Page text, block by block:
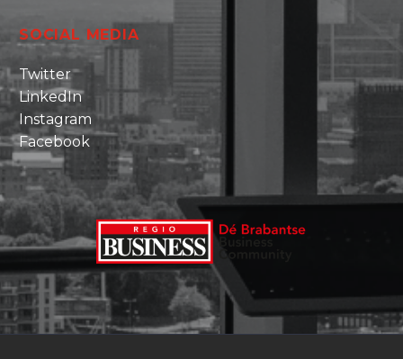
SOCIAL MEDIA
Twitter
LinkedIn
Instagram
Facebook